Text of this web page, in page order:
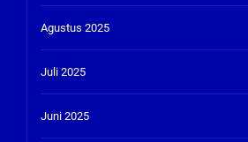
Agustus 2025
Juli 2025
Juni 2025